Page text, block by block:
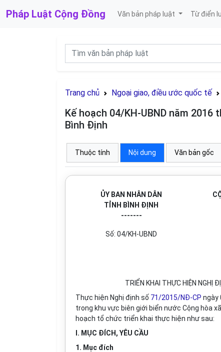
Pháp Luật Cộng Đồng Văn bản pháp luật Từ điển
Trang chủ Ngoại giao, điều ước quốc tế
Kế hoạch 04/KH-UBND năm
Bình Định
Thuộc tính Nội dung Văn bản gốc
ỦY BAN NHÂN DÂN
TỈNH BÌNH ĐỊNH
-------
Số: 04/KH-UBND
TRIỂN KHAI THỰC HIỆN NGHỊ
Thực hiện Nghị định số 71/2015/NĐ-CP ngày
trong khu vực biên giới biển nước Cộng hòa
hoạch tổ chức triển khai thực hiện như sau:
I. MỤC ĐÍCH, YÊU CẦU
1. Mục đích